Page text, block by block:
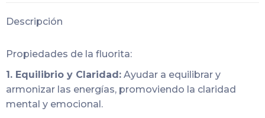
Descripción
Propiedades de la fluorita:
1. Equilibrio y Claridad: Ayudar a equilibrar y
armonizar las energías, promoviendo la claridad
mental y emocional.